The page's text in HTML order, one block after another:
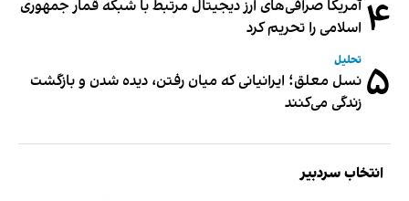
۴ آمریکا صرافی‌های ارز دیجیتال مرتبط با شبکه قمار جمهوری
اسلامی را تحریم کرد
۵ تحلیل
نسل معلق؛ ایرانیانی که میان رفتن، دیده شدن و بازگشت
زندگی می‌کنند
انتخاب سردبیر